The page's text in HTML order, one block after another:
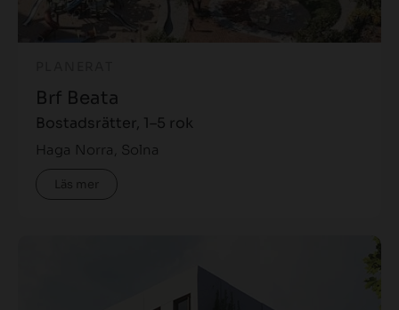
Brf Beata
Bostadsrätter, 1–5 rok
Haga Norra, Solna
Läs mer